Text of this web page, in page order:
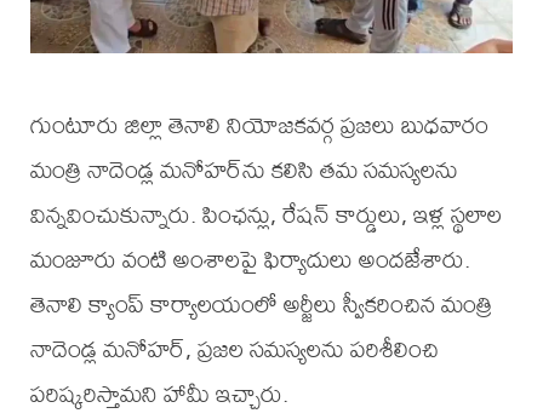
గుంటూరు జిల్లా తెనాలి నియోజకవర్గ ప్రజలు బుధవారం
మంత్రి నాదెండ్ల మనోహర్‌ను కలిసి తమ సమస్యలను
విన్నవించుకున్నారు. పింఛన్లు, రేషన్ కార్డులు, ఇళ్ల స్థలాల
మంజూరు వంటి అంశాలపై ఫిర్యాదులు అందజేశారు.
తెనాలి క్యాంప్ కార్యాలయంలో అర్జీలు స్వీకరించిన మంత్రి
నాదెండ్ల మనోహర్, ప్రజల సమస్యలను పరిశీలించి
పరిష్కరిస్తామని హామీ ఇచ్చారు.